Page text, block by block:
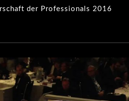
der Professionals 2016